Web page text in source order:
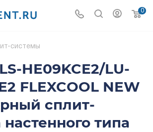
0
системы
HE09KCE2/LU-
FLEXCOOL NEW
сплит-
типа